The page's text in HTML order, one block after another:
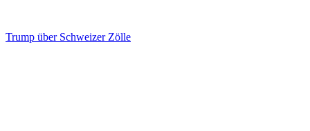
Trump über Schweizer Zölle